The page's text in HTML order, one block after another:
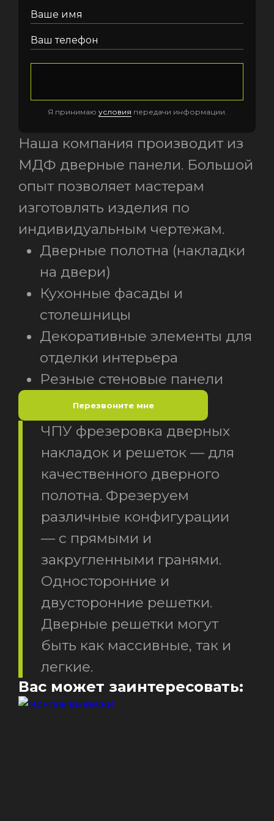
Ваше имя
Ваш телефон
Я принимаю условия передачи информации.
Наша компания производит из
МДФ дверные панели. Большой
опыт позволяет мастерам
изготовлять изделия по
индивидуальным чертежам.
Дверные полотна (накладки
на двери)
Кухонные фасады и
столешницы
Декоративные элементы для
отделки интерьера
Резные стеновые панели
Перезвоните мне
ЧПУ фрезеровка дверных
накладок и решеток — для
качественного дверного
полотна. Фрезеруем
различные конфигурации
— с прямыми и
закругленными гранями.
Односторонние и
двусторонние решетки.
Дверные решетки могут
быть как массивные, так и
легкие.
Вас может заинтересовать: